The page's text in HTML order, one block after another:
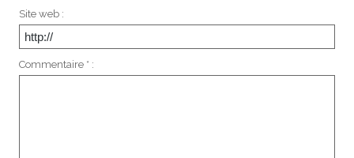
Site web :
Commentaire * :